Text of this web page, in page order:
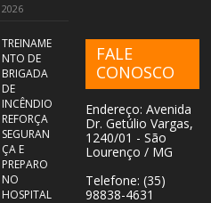
2026
TREINAME
NTO DE
BRIGADA
DE
INCÊNDIO
REFORÇA
SEGURAN
ÇA E
PREPARO
NO
HOSPITAL
FALE
CONOSCO
Endereço: Avenida
Dr. Getúlio Vargas,
1240/01 - São
Lourenço / MG
Telefone: (35)
98838-4631